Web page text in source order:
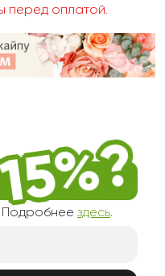
перед оплатой.
Подробнее здесь.